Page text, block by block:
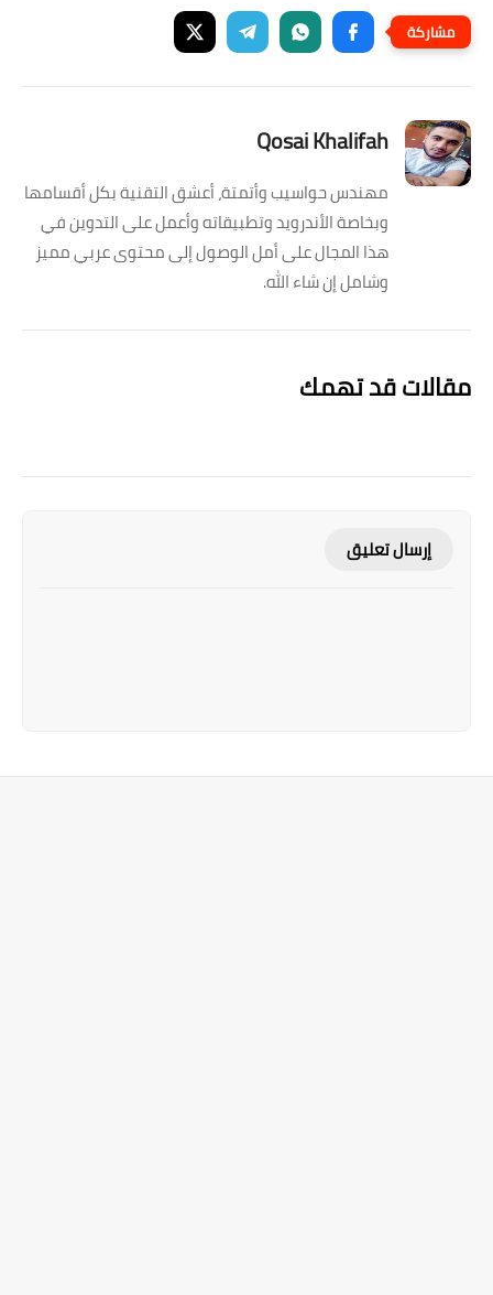
Qosai Khalifah
مهندس حواسيب وأتمتة، أعشق التقنية بكل أقسامها
وبخاصة الأندرويد وتطبيقاته وأعمل على التدوين في
هذا المجال على أمل الوصول إلى محتوى عربي مميز
وشامل إن شاء الله.
مقالات قد تهمك
إرسال تعليق